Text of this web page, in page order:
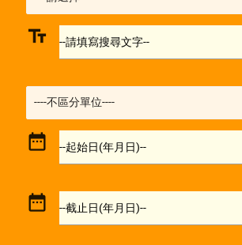
text_fields --請填寫搜尋文字--
date_range --起始日(年月日)--
date_range --截止日(年月日)--